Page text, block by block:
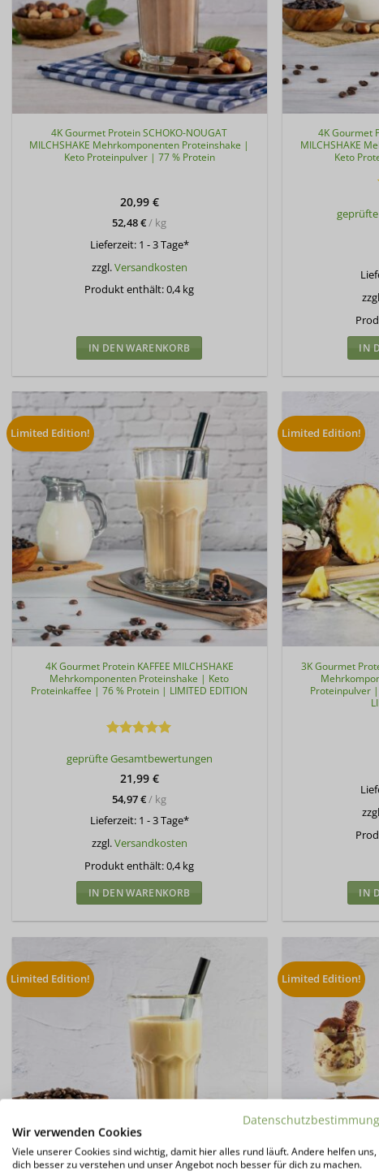
4K Gourmet Protein SCHOKO-NOUGAT
MILCHSHAKE Mehrkomponenten Proteinshake |
Keto Proteinpulver | 77 % Protein
20,99 €
52,48€/ kg
Lieferzeit: 1 - 3 Tage*
zzgl.Versandkosten
Produkt enthält: 0,4kg
IN DEN WARENKORB
4K Gourmet
MILCHSHAKE
Keto
IN
Limited Edition!
4K Gourmet Protein KAFFEE MILCHSHAKE
Mehrkomponenten Proteinshake | Keto
Proteinkaffee | 76 % Protein | LIMITED EDITION
mit5von
geprüfte Gesamtbewertungen
21,99 €
54,97€/ kg
Lieferzeit: 1 - 3 Tage*
zzgl.Versandkosten
Produkt enthält: 0,4kg
IN DEN WARENKORB
Limited Edition!
3K Gourmet
Proteinpulver
IN
Limited Edition! Limited Edition!
Wir verwenden Cookies
Viele unserer Cookies sind wichtig, damit hier alles rund läuft. Andere helfen uns,
dich besser zu verstehen und unser Angebot noch besser für dich zu machen.